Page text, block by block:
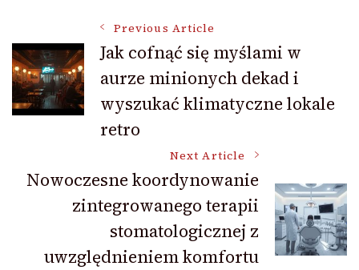
Post
Navigation
Previous Article
Jak cofnąć się myślami w
aurze minionych dekad i
wyszukać klimatyczne lokale
retro
Next Article
Nowoczesne koordynowanie
zintegrowanego terapii
stomatologicznej z
uwzględnieniem komfortu